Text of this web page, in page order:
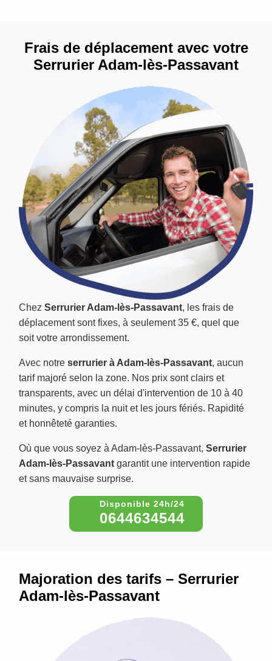
Chez Serrurier Adam-lès-Passavant, les frais de
déplacement sont fixes, à seulement 35 €, quel que
soit votre arrondissement.
Avec notre serrurier à Adam-lès-Passavant, aucun
tarif majoré selon la zone. Nos prix sont clairs et
transparents, avec un délai d'intervention de 10 à 40
minutes, y compris la nuit et les jours fériés. Rapidité
et honnêteté garanties.
Où que vous soyez à Adam-lès-Passavant, Serrurier
Adam-lès-Passavant garantit une intervention rapide
et sans mauvaise surprise.
0644634544
Frais de déplacement avec votre
Serrurier Adam-lès-Passavant
Majoration des tarifs – Serrurier
Adam-lès-Passavant